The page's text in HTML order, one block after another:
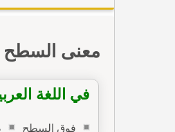
معنى السطح
في اللغة
فوق السطح